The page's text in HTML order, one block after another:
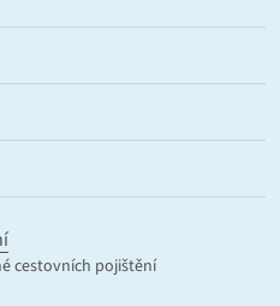
cestovních pojištění